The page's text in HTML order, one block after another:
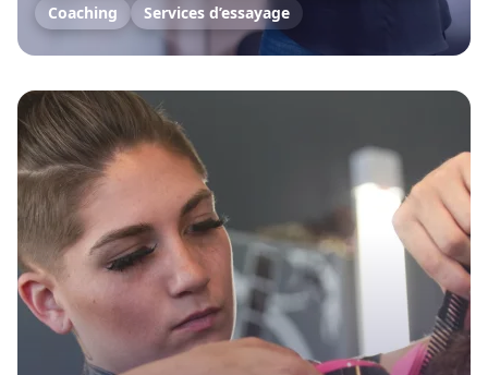
Coaching
Services d’essayage